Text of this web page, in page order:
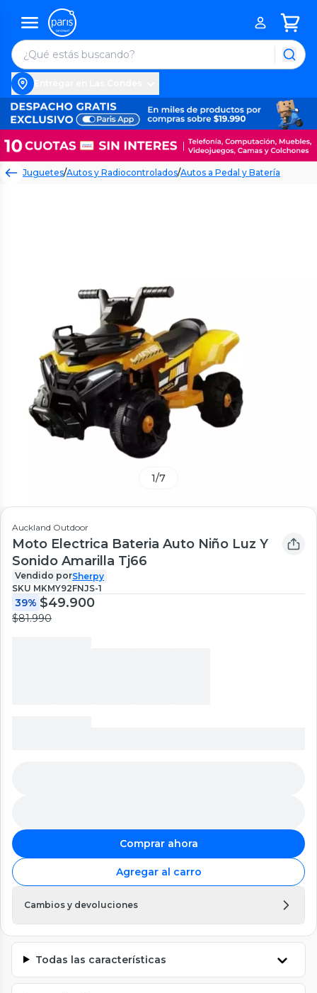
Juguetes/Autos y Radiocontrolados/Autos a Pedal y Batería
1/7
Auckland Outdoor
Moto Electrica Bateria Auto Niño Luz Y
Sonido Amarilla Tj66
Vendido porSherpy
SKU MKMY92FNJS-1
39% $49.900
$81.990
Comprar ahora
Agregar al carro
Cambios y devoluciones
Todas las características